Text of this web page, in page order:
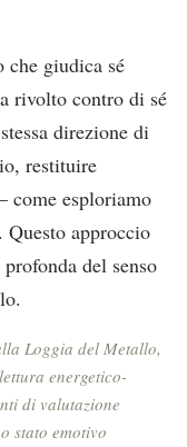
che giudica sé
rivolto contro di sé
direzione di
restituire
come esploriamo
. Questo approccio
del senso
Loggia del Metallo,
energetico-
di valutazione
stato emotivo